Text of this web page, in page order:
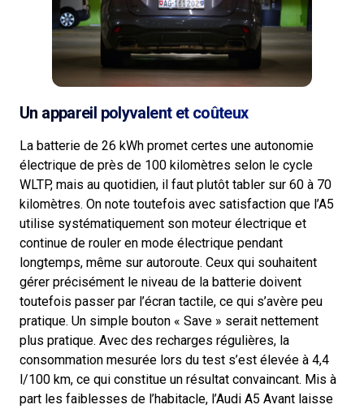
Un appareil polyvalent et coûteux
La batterie de 26 kWh promet certes une autonomie
électrique de près de 100 kilomètres selon le cycle
WLTP, mais au quotidien, il faut plutôt tabler sur 60 à 70
kilomètres. On note toutefois avec satisfaction que l’A5
utilise systématiquement son moteur électrique et
continue de rouler en mode électrique pendant
longtemps, même sur autoroute. Ceux qui souhaitent
gérer précisément le niveau de la batterie doivent
toutefois passer par l’écran tactile, ce qui s’avère peu
pratique. Un simple bouton « Save » serait nettement
plus pratique. Avec des recharges régulières, la
consommation mesurée lors du test s’est élevée à 4,4
l/100 km, ce qui constitue un résultat convaincant. Mis à
part les faiblesses de l’habitacle, l’Audi A5 Avant laisse